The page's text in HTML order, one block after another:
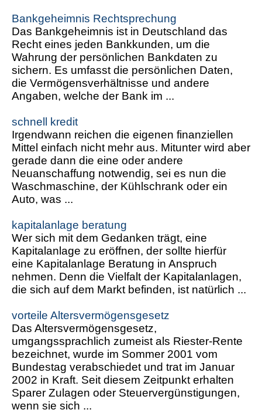
Bankgeheimnis Rechtsprechung
Das Bankgeheimnis ist in Deutschland das
Recht eines jeden Bankkunden, um die
Wahrung der persönlichen Bankdaten zu
sichern. Es umfasst die persönlichen Daten,
die Vermögensverhältnisse und andere
Angaben, welche der Bank im ...
schnell kredit
Irgendwann reichen die eigenen finanziellen
Mittel einfach nicht mehr aus. Mitunter wird aber
gerade dann die eine oder andere
Neuanschaffung notwendig, sei es nun die
Waschmaschine, der Kühlschrank oder ein
Auto, was ...
kapitalanlage beratung
Wer sich mit dem Gedanken trägt, eine
Kapitalanlage zu eröffnen, der sollte hierfür
eine Kapitalanlage Beratung in Anspruch
nehmen. Denn die Vielfalt der Kapitalanlagen,
die sich auf dem Markt befinden, ist natürlich ...
vorteile Altersvermögensgesetz
Das Altersvermögensgesetz,
umgangssprachlich zumeist als Riester-Rente
bezeichnet, wurde im Sommer 2001 vom
Bundestag verabschiedet und trat im Januar
2002 in Kraft. Seit diesem Zeitpunkt erhalten
Sparer Zulagen oder Steuervergünstigungen,
wenn sie sich ...